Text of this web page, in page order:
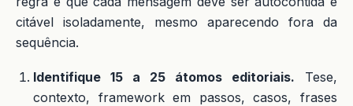
citável isoladamente, mesmo aparecendo fora da
sequência.
Identifique 15 a 25 átomos editoriais. Tese,
contexto, framework em passos, casos, frases